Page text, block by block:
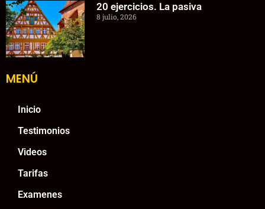
20 ejercicios. La pasiva
8 julio, 2026
MENÚ
Inicio
Testimonios
Videos
Tarifas
Examenes